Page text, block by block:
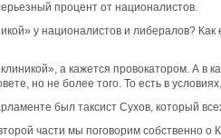
процент от националистов.
у националистов и либералов?
а кажется провокатором. А
но не более того. То есть в
был таксист Сухов, который
части мы поговорим собственно о